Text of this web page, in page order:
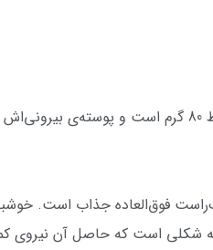
است که حاصل آن نیروی